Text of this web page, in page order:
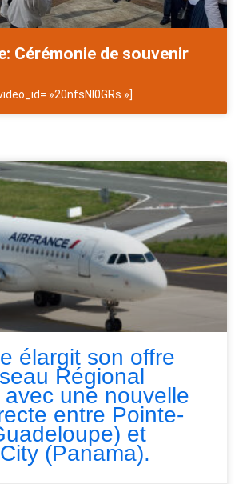
Cérémonie de souvenir
»20nfsNl0GRs »]
élargit son offre
Régional
une nouvelle
entre Pointe-
et
(Panama).